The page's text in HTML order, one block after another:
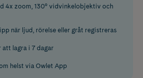
4x zoom, 130° vidvinkelobjektiv och
när ljud, rörelse eller gråt registreras
lagra i 7 dagar
helst via Owlet App